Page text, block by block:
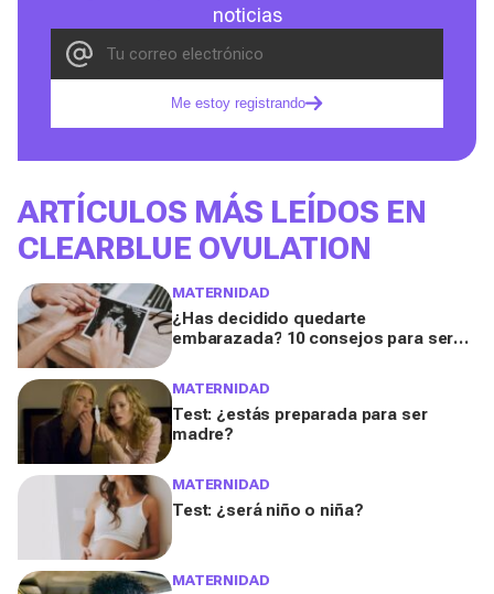
noticias
Me estoy registrando
ARTÍCULOS MÁS LEÍDOS EN
CLEARBLUE OVULATION
MATERNIDAD
¿Has decidido quedarte
embarazada? 10 consejos para ser
MATERNIDAD
Test: ¿estás preparada para ser
madre?
MATERNIDAD
Test: ¿será niño o niña?
MATERNIDAD